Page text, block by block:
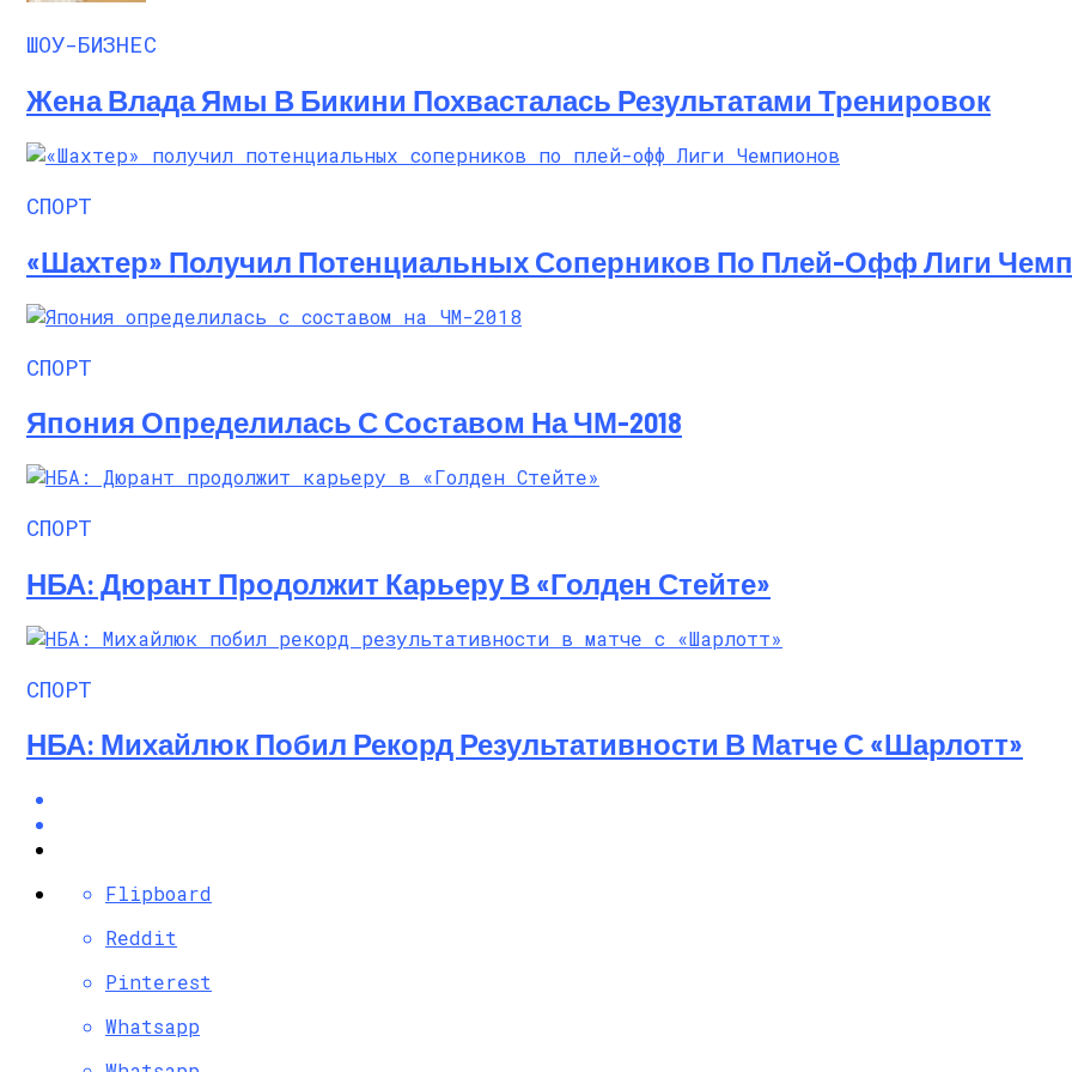
ШОУ-БИЗНЕС
Жена Влада Ямы В Бикини Похвасталась Результатами Тренировок
СПОРТ
«Шахтер» Получил Потенциальных Соперников По Плей-Офф Лиги
СПОРТ
Япония Определилась С Составом На ЧМ-2018
СПОРТ
НБА: Дюрант Продолжит Карьеру В «Голден Стейте»
СПОРТ
НБА: Михайлюк Побил Рекорд Результативности В Матче С «Шарлотт»
Flipboard
Reddit
Pinterest
Whatsapp